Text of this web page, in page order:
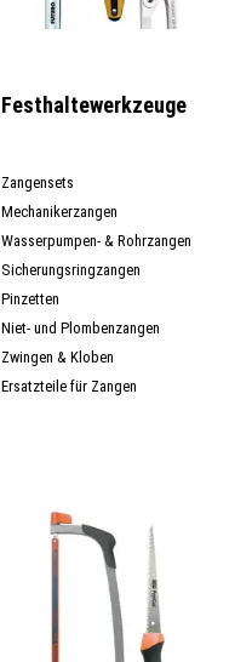
Festhaltewerkzeuge
Zangensets
Mechanikerzangen
Wasserpumpen- & Rohrzangen
Sicherungsringzangen
Pinzetten
Niet- und Plombenzangen
Zwingen & Kloben
Ersatzteile für Zangen